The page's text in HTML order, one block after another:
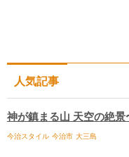
人気記事
神が鎮まる山 天空の絶
今治スタイル 今治市 大三島